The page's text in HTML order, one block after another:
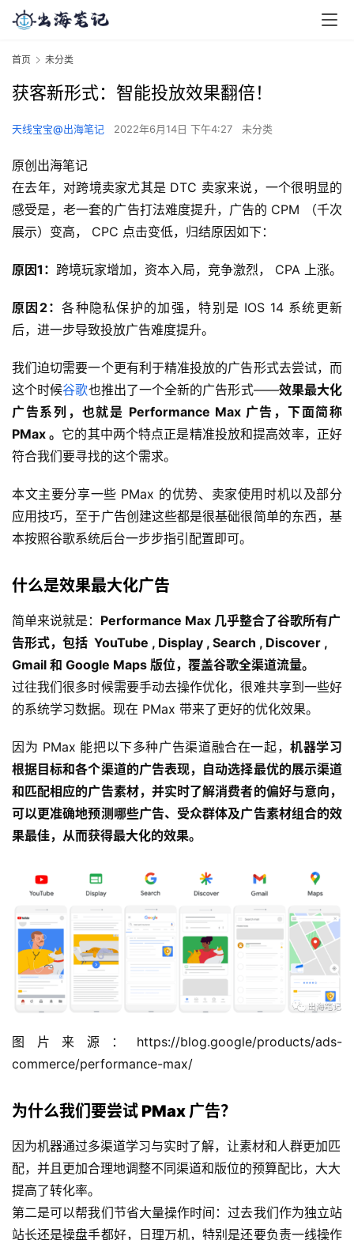
首页 未分类
获客新形式：智能投放效果翻倍！
天线宝宝@出海笔记 2022年6月14日 下午4:27 未分类
原创 出海笔记
在去年，对跨境卖家尤其是 DTC 卖家来说，一个很明显的
感受是，老一套的广告打法难度提升，广告的 CPM （千次
展示）变高， CPC 点击变低，归结原因如下：
原因1： 跨境玩家增加，资本入局，竞争激烈， CPA 上涨。
原因2：各种隐私保护的加强，特别是 IOS 14 系统更新
后，进一步导致投放广告难度提升。
我们迫切需要一个更有利于精准投放的广告形式去尝试，而
这个时候谷歌也推出了一个全新的广告形式——效果最大化
广告系列，也就是 Performance Max 广告，下面简称
PMax。 它的其中两个特点正是精准投放和提高效率，正好
符合我们要寻找的这个需求。
本文主要分享一些 PMax 的优势、卖家使用时机以及部分
应用技巧，至于广告创建这些都是很基础很简单的东西，基
本按照谷歌系统后台一步步指引配置即可。
什么是效果最大化广告
简单来说就是： Performance Max 几乎整合了谷歌所有广
告形式，包括 YouTube , Display , Search , Discover ,
Gmail 和 Google Maps 版位，覆盖谷歌全渠道流量。
过往我们很多时候需要手动去操作优化，很难共享到一些好
的系统学习数据。现在 PMax 带来了更好的优化效果。
因为 PMax 能把以下多种广告渠道融合在一起，机器学习
根据目标和各个渠道的广告表现，自动选择最优的展示渠道
和匹配相应的广告素材，并实时了解消费者的偏好与意向，
可以更准确地预测哪些广告、受众群体及广告素材组合的效
果最佳，从而获得最大化的效果。
图片来源：https://blog.google/products/ads-
commerce/performance-max/
为什么我们要尝试 PMax 广告？
因为机器通过多渠道学习与实时了解，让素材和人群更加匹
配，并且更加合理地调整不同渠道和版位的预算配比，大大
提高了转化率。
第二是可以帮我们节省大量操作时间：过去我们作为独立站
站长还是操盘手都好，日理万机，特别是还要负责一线操作